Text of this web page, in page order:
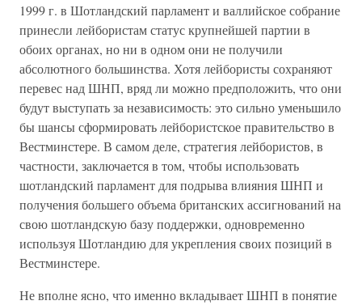
1999 г. в Шотландский парламент и валлийское собрание
принесли лейбористам статус крупнейшей партии в
обоих органах, но ни в одном они не получили
абсолютного большинства. Хотя лейбористы сохраняют
перевес над ШНП, вряд ли можно предположить, что они
будут выступать за независимость: это сильно уменьшило
бы шансы сформировать лейбористское правительство в
Вестминстере. В самом деле, стратегия лейбористов, в
частности, заключается в том, чтобы использовать
шотландский парламент для подрыва влияния ШНП и
получения большего объема британских ассигнований на
свою шотландскую базу поддержки, одновременно
используя Шотландию для укрепления своих позиций в
Вестминстере.
Не вполне ясно, что именно вкладывает ШНП в понятие